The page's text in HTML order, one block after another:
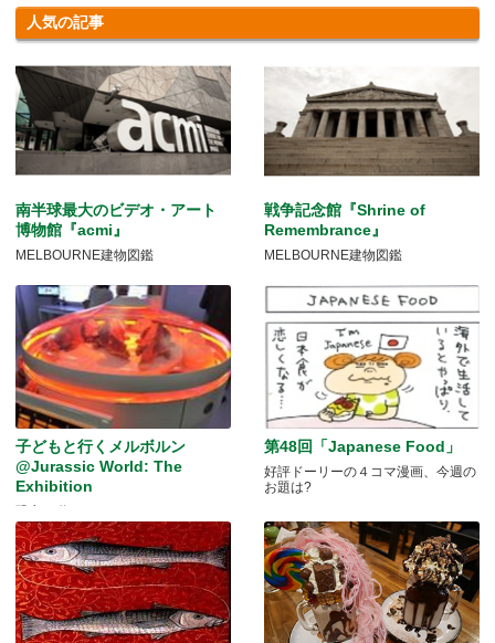
人気の記事
南半球最大のビデオ・アート
博物館『acmi』
MELBOURNE建物図鑑
戦争記念館『Shrine of
Remembrance』
MELBOURNE建物図鑑
子どもと行くメルボルン
@Jurassic World: The
Exhibition
第48回「Japanese Food」
好評ドーリーの４コマ漫画、今週の
お題は?